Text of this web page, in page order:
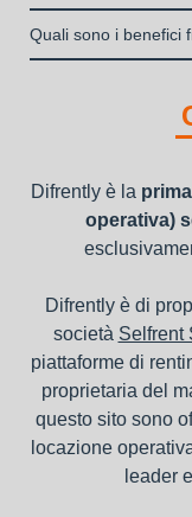
operativa di beni
della
Una volta fatto
Quali sono i benefici
nel bilancio, poiché
canoni di
Difrently è la
operativa)
Difrently è di
società Selfrent
piattaforme di
proprietaria del
questo sito sono
locazione
leader